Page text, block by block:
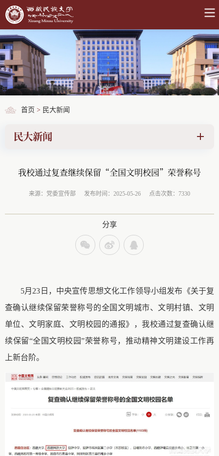
首页 > 民大新闻
民大新闻
我校通过复查继续保留“全国文明校园”荣誉称号
来源：党委宣传部 发布时间：2025-05-26 点击次数：7330
分享
5月23日，中央宣传思想文化工作领导小组发布《关于复
查确认继续保留荣誉称号的全国文明城市、文明村镇、文明
单位、文明家庭、文明校园的通报》，我校通过复查确认继
续保留“全国文明校园”荣誉称号，推动精神文明建设工作再
上新台阶。